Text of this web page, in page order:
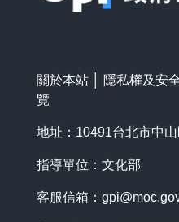
關於本站 隱私權及安
覽
地址：10491台北市中
指導單位：文化部
客服信箱：